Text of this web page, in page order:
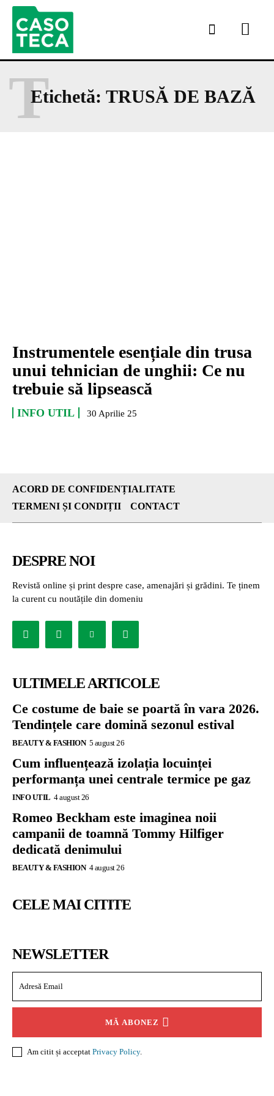
Etichetă: TRUSĂ DE BAZĂ
T
Instrumentele esențiale din trusa
unui tehnician de unghii: Ce nu
trebuie să lipsească
INFO UTIL 30 Aprilie 25
ACORD DE CONFIDENȚIALITATE
TERMENI ȘI CONDIȚII
CONTACT
DESPRE NOI
Revistă online și print despre case, amenajări și grădini. Te ținem
la curent cu noutățile din domeniu
ULTIMELE ARTICOLE
Ce costume de baie se poartă în vara 2026.
Tendințele care domină sezonul estival
BEAUTY & FASHION 5 august 26
Cum influențează izolația locuinței
performanța unei centrale termice pe gaz
INFO UTIL 4 august 26
Romeo Beckham este imaginea noii
campanii de toamnă Tommy Hilfiger
dedicată denimului
BEAUTY & FASHION 4 august 26
CELE MAI CITITE
NEWSLETTER
MĂ ABONEZ
Am citit și acceptat Privacy Policy.